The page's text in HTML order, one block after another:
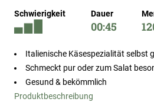
Bildergalerie
springen
Schwierigkeit Dauer
00:45
Italienische Käsespezialität selbst
Schmeckt pur oder zum Salat
Gesund & bekömmlich
Produktbeschreibung